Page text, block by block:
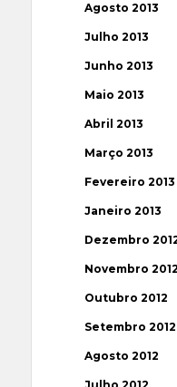
Agosto 2013
Julho 2013
Junho 2013
Maio 2013
Abril 2013
Março 2013
Fevereiro 2013
Janeiro 2013
Dezembro
Novembro 2012
Outubro 2012
Setembro 2012
Agosto 2012